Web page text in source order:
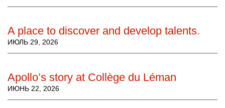
A place to discover and develop talents.
ИЮЛЬ 29, 2026
Apollo’s story at Collège du Léman
ИЮНЬ 22, 2026